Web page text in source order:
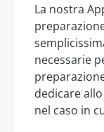
La nostra
necessarie
dedicare
nel caso in